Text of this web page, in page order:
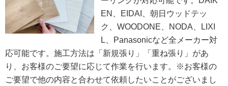
EN、EIDAI、朝日ウッドテッ
ク、WOODONE、NODA、LIXI
L、Panasonicなど全メーカー対
応可能です。施工方法は「新規張り」「重ね張り」があ
り、お客様のご要望に応じて作業を行います。※お客様の
ご要望で他の内容と合わせて依頼したいことがございまし